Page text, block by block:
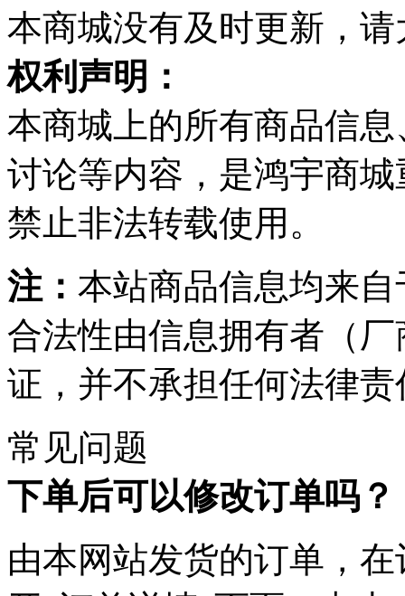
本商城没有及时更新，
权利声明：
本商城上的所有商品信
讨论等内容，是鸿宇商
禁止非法转载使用。
注： 本站商品信息均来
合法性由信息拥有者（
证，并不承担任何法律责
常见问题
下单后可以修改订单吗？
由本网站发货的订单，